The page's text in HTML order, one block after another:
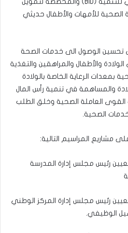
للأمهات والأطفال حديثي
الوصول الى خدمات الصحة
والأطفال والمراهقين والتغذية
بمعدات الرعاية الخاصة بالولادة
والمساهمة في تنمية رأس المال
القوى العاملة الصحية وخلق الطلب
الصحية.
مشاريع المراسيم التالية:
رئيس مجلس إدارة المدرسة
رئيس مجلس إدارة المركز الوطني
الوظيفي.